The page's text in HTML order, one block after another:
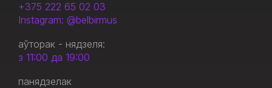
+375 222 65 02 03
Instagram: @belbirmus
аўторак - нядзеля:
з 11:00 да 19:00
панядзелак